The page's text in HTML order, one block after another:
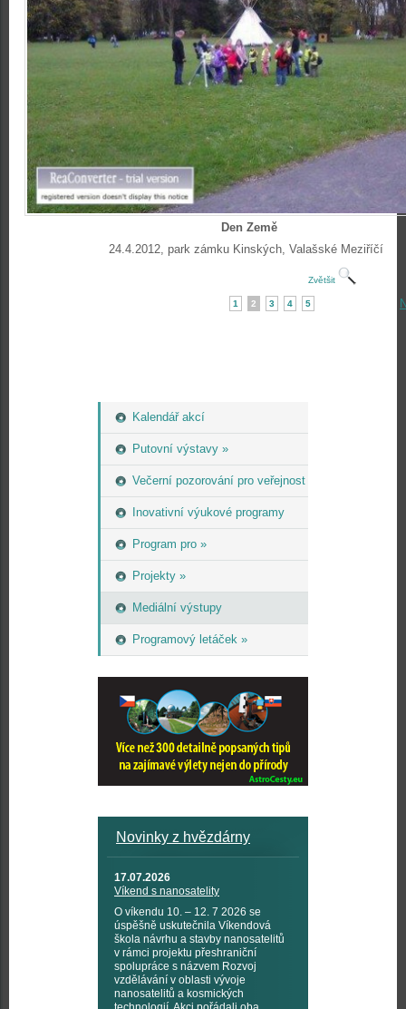
Kalendář akcí
Putovní výstavy »
Večerní pozorování pro veřejnost
Inovativní výukové programy
Program pro »
Projekty »
Mediální výstupy
Programový letáček »
Novinky z hvězdárny
17.07.2026
Víkend s nanosatelity
O víkendu 10. – 12. 7 2026 se
úspěšně uskutečnila Víkendová
škola návrhu a stavby nanosatelitů
v rámci projektu přeshraniční
spolupráce s názvem Rozvoj
vzdělávání v oblasti vývoje
nanosatelitů a kosmických
Den Země
24.4.2012, park zámku Kinských, Valašské Meziříčí
Zvětšit
1 2 3 4 5